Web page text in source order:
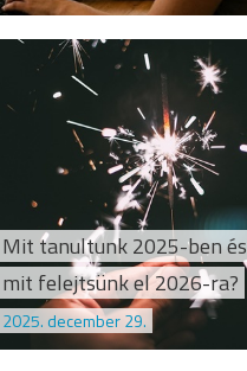
Mit tanultunk 2025-ben és
mit felejtsünk el 2026-ra?
2025. december 29.